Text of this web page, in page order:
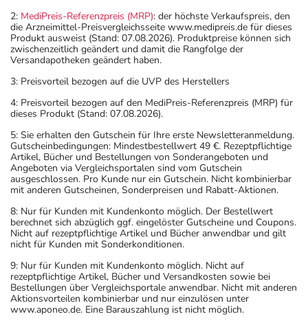
2: MediPreis-Referenzpreis (MRP): der höchste Verkaufspreis, den
die Arzneimittel-Preisvergleichsseite www.medipreis.de für dieses
Produkt ausweist (Stand: 07.08.2026). Produktpreise können sich
zwischenzeitlich geändert und damit die Rangfolge der
Versandapotheken geändert haben.
3: Preisvorteil bezogen auf die UVP des Herstellers
4: Preisvorteil bezogen auf den MediPreis-Referenzpreis (MRP) für
dieses Produkt (Stand: 07.08.2026).
5: Sie erhalten den Gutschein für Ihre erste Newsletteranmeldung.
Gutscheinbedingungen: Mindestbestellwert 49 €. Rezeptpflichtige
Artikel, Bücher und Bestellungen von Sonderangeboten und
Angeboten via Vergleichsportalen sind vom Gutschein
ausgeschlossen. Pro Kunde nur ein Gutschein. Nicht kombinierbar
mit anderen Gutscheinen, Sonderpreisen und Rabatt-Aktionen.
8: Nur für Kunden mit Kundenkonto möglich. Der Bestellwert
berechnet sich abzüglich ggf. eingelöster Gutscheine und Coupons.
Nicht auf rezeptpflichtige Artikel und Bücher anwendbar und gilt
nicht für Kunden mit Sonderkonditionen.
9: Nur für Kunden mit Kundenkonto möglich. Nicht auf
rezeptpflichtige Artikel, Bücher und Versandkosten sowie bei
Bestellungen über Vergleichsportale anwendbar. Nicht mit anderen
Aktionsvorteilen kombinierbar und nur einzulösen unter
www.aponeo.de. Eine Barauszahlung ist nicht möglich.